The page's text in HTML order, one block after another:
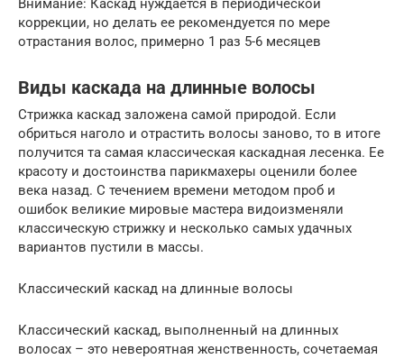
Внимание: Каскад нуждается в периодической
коррекции, но делать ее рекомендуется по мере
отрастания волос, примерно 1 раз 5-6 месяцев
Виды каскада на длинные волосы
Стрижка каскад заложена самой природой. Если
обриться наголо и отрастить волосы заново, то в итоге
получится та самая классическая каскадная лесенка. Ее
красоту и достоинства парикмахеры оценили более
века назад. С течением времени методом проб и
ошибок великие мировые мастера видоизменяли
классическую стрижку и несколько самых удачных
вариантов пустили в массы.
Классический каскад на длинные волосы
Классический каскад, выполненный на длинных
волосах – это невероятная женственность, сочетаемая